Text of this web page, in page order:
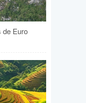
de Euro